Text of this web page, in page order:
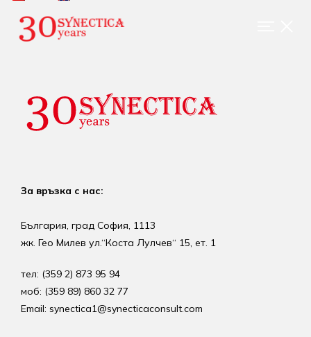
За връзка с нас:
България, град София, 1113
жк. Гео Милев ул.“Коста Лулчев“ 15, ет. 1
тел: (359 2) 873 95 94
моб: (359 89) 860 32 77
Email: synectica1@synecticaconsult.com